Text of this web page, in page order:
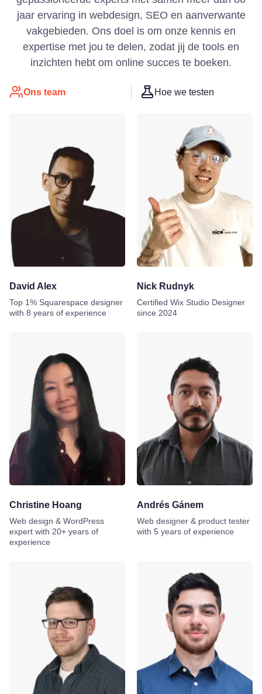
jaar ervaring in webdesign, SEO en aanverwante
vakgebieden. Ons doel is om onze kennis en
expertise met jou te delen, zodat jij de tools en
inzichten hebt om online succes te boeken.
Ons team Hoe we testen
David Alex
Top 1% Squarespace designer
with 8 years of experience
Nick Rudnyk
Certified Wix Studio Designer
since 2024
Christine Hoang
Web design & WordPress
expert with 20+ years of
experience
Andrés Gánem
Web designer & product tester
with 5 years of experience